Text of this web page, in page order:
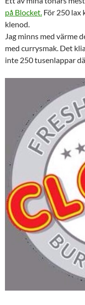
på Blocket. För 250 lax
klenod.
Jag minns med värme
med currysmak. Det
inte 250 tusenlappar